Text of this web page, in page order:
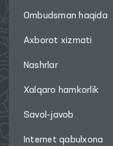
Ombudsman haqida
Axborot xizmati
Nashrlar
Xalqaro hamkorlik
Savol-javob
Internet qabulxona